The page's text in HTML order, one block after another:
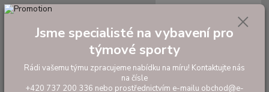
Hledat
tel: +420 737 200 336
0,00 Kč
Jsme specialisté na vybavení pro
týmové sporty
Rádi vašemu týmu zpracujeme nabídku na míru! Kontaktujte nás
na čísle
+420 737 200 336 nebo prostřednictvím e-mailu obchod@e-